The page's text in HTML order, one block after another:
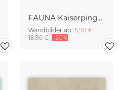
FAUNA Kaiserpinguin
Wandbilder ab 15,90 €
18,90 € -20%